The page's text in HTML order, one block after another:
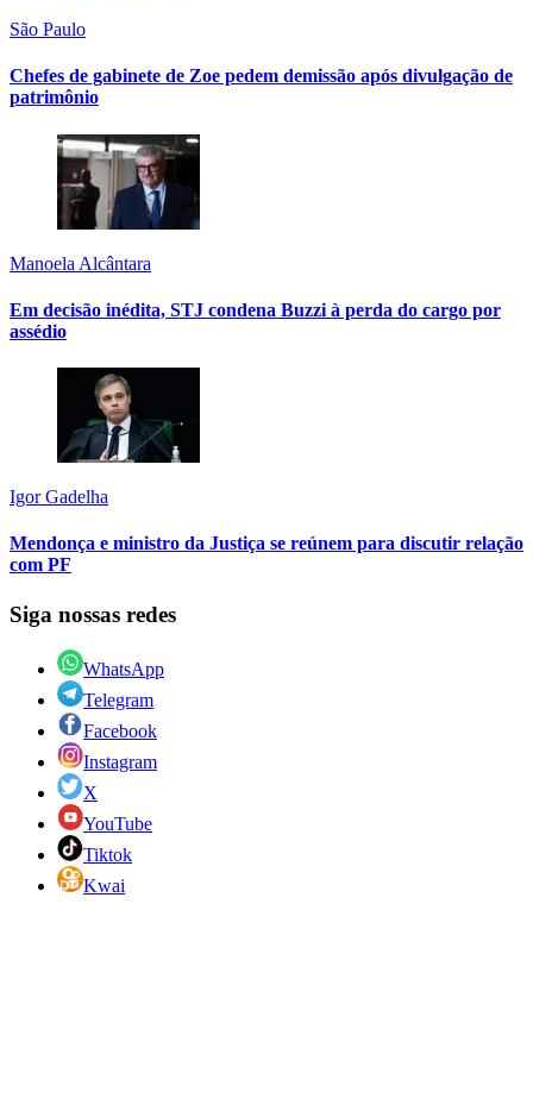
São Paulo
Chefes de gabinete de Zoe pedem demissão após divulgação de
patrimônio
Manoela Alcântara
Em decisão inédita, STJ condena Buzzi à perda do cargo por
assédio
Igor Gadelha
Mendonça e ministro da Justiça se reúnem para discutir relação
com PF
Siga nossas redes
WhatsApp
Telegram
Facebook
Instagram
X
YouTube
Tiktok
Kwai